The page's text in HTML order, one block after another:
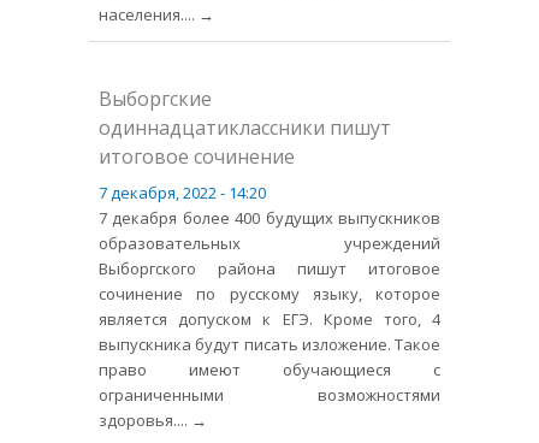
населения.... →
Выборгские
одиннадцатиклассники пишут
итоговое сочинение
7 декабря, 2022 - 14:20
7 декабря более 400 будущих выпускников
образовательных учреждений
Выборгского района пишут итоговое
сочинение по русскому языку, которое
является допуском к ЕГЭ. Кроме того, 4
выпускника будут писать изложение. Такое
право имеют обучающиеся с
ограниченными возможностями
здоровья.... →